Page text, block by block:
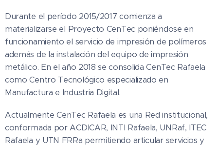
Durante el período 2015/2017 comienza a
materializarse el Proyecto CenTec poniéndose en
funcionamiento el servicio de impresión de polímeros
además de la instalación del equipo de impresión
metálico. En el año 2018 se consolida CenTec Rafaela
como Centro Tecnológico especializado en
Manufactura e Industria Digital.
Actualmente CenTec Rafaela es una Red institucional,
conformada por ACDICAR, INTI Rafaela, UNRaf, ITEC
Rafaela y UTN FRRa permitiendo articular servicios y